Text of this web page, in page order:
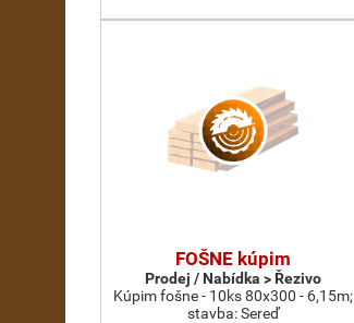
FOŠNE kúpim
Prodej / Nabídka > Řezivo
Kúpim fošne - 10ks 80x300 - 6,15m;
stavba: Sereď